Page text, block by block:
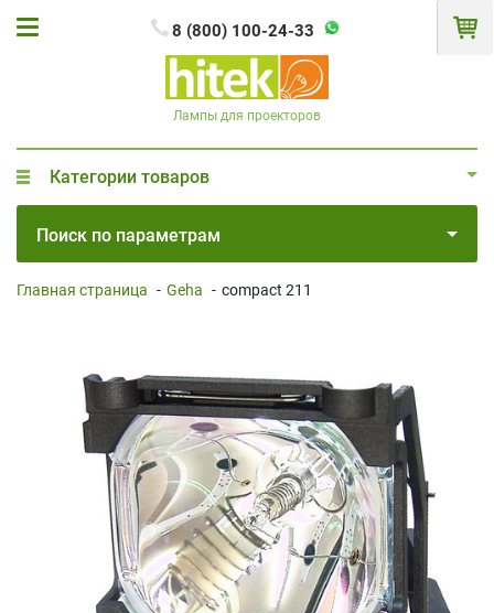
8 (800) 100-24-33
Лампы для проекторов
Категории товаров
Поиск по параметрам
Главная страница - Geha - compact 211